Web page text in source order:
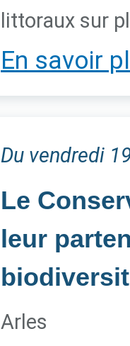
littoraux sur
En savoir
Du vendredi
Le
leur
Arles